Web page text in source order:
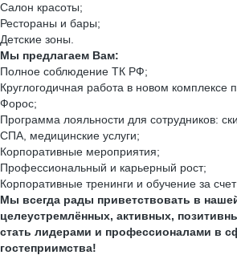
Салон красоты;
Рестораны и бары;
Детские зоны.
Мы предлагаем Вам:
Полное соблюдение ТК РФ;
Круглогодичная работа в новом комплексе
Форос;
Программа лояльности для сотрудников:
СПА, медицинские услуги;
Корпоративные мероприятия;
Профессиональный и карьерный рост;
Корпоративные тренинги и обучение за
Мы всегда рады приветствовать в
целеустремлённых, активных,
стать лидерами и профессионалами в
гостеприимства!